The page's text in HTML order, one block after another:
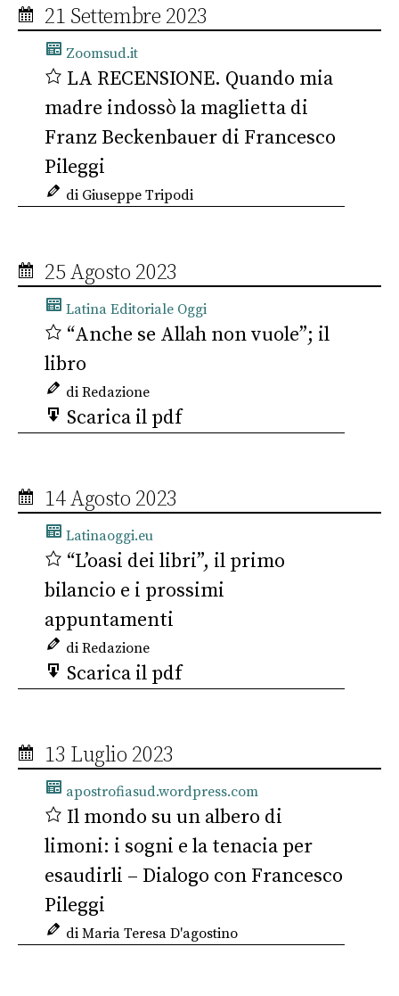
21 Settembre 2023
Zoomsud.it
LA RECENSIONE. Quando mia
madre indossò la maglietta di
Franz Beckenbauer di Francesco
Pileggi
di Giuseppe Tripodi
25 Agosto 2023
Latina Editoriale Oggi
“Anche se Allah non vuole”; il
libro
di Redazione
Scarica il pdf
14 Agosto 2023
Latinaoggi.eu
“L’oasi dei libri”, il primo
bilancio e i prossimi
appuntamenti
di Redazione
Scarica il pdf
13 Luglio 2023
apostrofiasud.wordpress.com
Il mondo su un albero di
limoni: i sogni e la tenacia per
esaudirli – Dialogo con Francesco
Pileggi
di Maria Teresa D'agostino